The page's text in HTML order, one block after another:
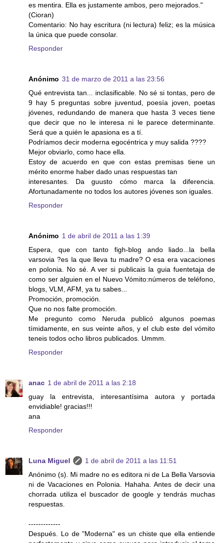
es mentira. Ella es justamente ambos, pero mejorados."
(Cioran)
Comentario: No hay escritura (ni lectura) feliz; es la música
la única que puede consolar.
Responder
Anónimo 31 de marzo de 2011 a las 23:56
Qué entrevista tan... inclasificable. No sé si tontas, pero de
9 hay 5 preguntas sobre juventud, poesía joven, poetas
jóvenes, redundando de manera que hasta 3 veces tiene
que decir que no le interesa ni le parece determinante.
Será que a quién le apasiona es a tí.
Podríamos decir moderna egocéntrica y muy salida ????
Mejor obviarlo, como hace ella.
Estoy de acuerdo en que con estas premisas tiene un
mérito enorme haber dado unas respuestas tan
interesantes. Da guusto cómo marca la diferencia.
Afortunadamente no todos los autores jóvenes son iguales.
Responder
Anónimo 1 de abril de 2011 a las 1:39
Espera, que con tanto figh-blog ando liado...la bella
varsovia ?es la que lleva tu madre? O esa era vacaciones
en polonia. No sé. A ver si publicais la guia fuentetaja de
como ser alguien en el Nuevo Vómito:números de teléfono,
blogs, VLM, AFM, ya tu sabes...
Promoción, promoción.
Que no nos falte promoción.
Me pregunto como Neruda publicó algunos poemas
tímidamente, en sus veinte años, y el club este del vómito
teneis todos ocho libros publicados. Ummm.
Responder
anac 1 de abril de 2011 a las 2:18
guay la entrevista, interesantísima autora y portada
envidiable! gracias!!!
ana
Responder
Luna Miguel
1 de abril de 2011 a las 11:51
Anónimo (s). Mi madre no es editora ni de La Bella Varsovia
ni de Vacaciones en Polonia. Hahaha. Antes de decir una
chorrada utiliza el buscador de google y tendrás muchas
respuestas.
-------------
Después. Lo de "Moderna" es un chiste que ella entiende